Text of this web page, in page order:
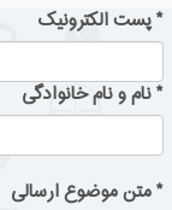
*پست الکترونیک
*نام و نام خانوادگی
*متن موضوع ارسالی